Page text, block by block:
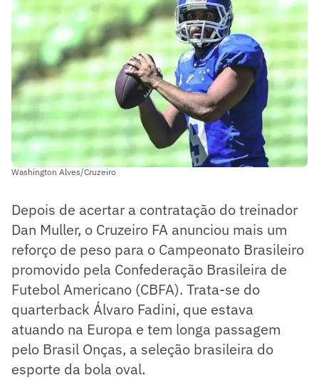
Washington Alves/Cruzeiro
Depois de acertar a contratação do treinador
Dan Muller, o Cruzeiro FA anunciou mais um
reforço de peso para o Campeonato Brasileiro
promovido pela Confederação Brasileira de
Futebol Americano (CBFA). Trata-se do
quarterback Álvaro Fadini, que estava
atuando na Europa e tem longa passagem
pelo Brasil Onças, a seleção brasileira do
esporte da bola oval.